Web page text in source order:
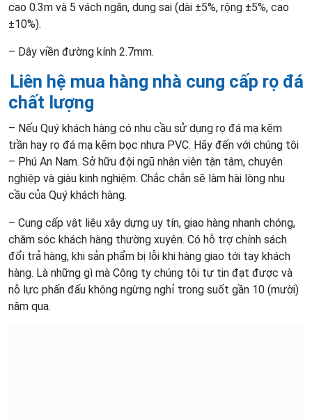
cao 0.3m và 5 vách ngăn, dung sai (dài ±5%, rộng ±5%, cao
±10%).
– Dây viền đường kính 2.7mm.
Liên hệ mua hàng nhà cung cấp rọ đá
chất lượng
– Nếu Quý khách hàng có nhu cầu sử dụng rọ đá mạ kẽm
trần hay rọ đá mạ kẽm bọc nhựa PVC. Hãy đến với chúng tôi
– Phú An Nam. Sở hữu đội ngũ nhân viên tận tâm, chuyên
nghiệp và giàu kinh nghiệm. Chắc chắn sẽ làm hài lòng nhu
cầu của Quý khách hàng.
– Cung cấp vật liệu xây dựng uy tín, giao hàng nhanh chóng,
chăm sóc khách hàng thường xuyên. Có hỗ trợ chính sách
đổi trả hàng, khi sản phẩm bị lỗi khi hàng giao tới tay khách
hàng. Là những gì mà Công ty chúng tôi tự tin đạt được và
nỗ lực phấn đấu không ngừng nghỉ trong suốt gần 10 (mười)
năm qua.